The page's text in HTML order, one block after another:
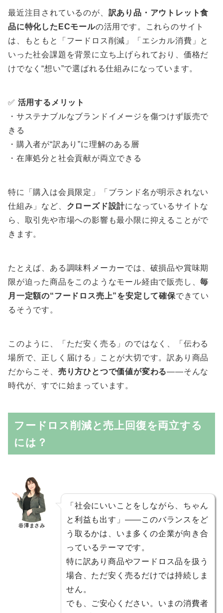
最近注目されているのが、 訳あり品・アウトレット食
品に特化したECモールの活用です。これらのサイト
は、もともと「フードロス削減」「エシカル消費」と
いった社会課題を背景に立ち上げられており、価格だ
けでなく“想い”で選ばれる仕組みになっています。
✅ 活用するメリット
・サステナブルなブランドイメージを傷つけず販売で
きる
・購入者が“訳あり”に理解のある層
・在庫処分と社会貢献が両立できる
特に「購入は会員限定」「ブランド名が明示されない
仕組み」など、 クローズド設計になっているサイトな
ら、取引先や市場への影響も最小限に抑えることがで
きます。
たとえば、ある調味料メーカーでは、破損品や賞味期
限が迫った商品をこのようなモール経由で販売し、毎
月一定額の“フードロス売上”を安定して確保できてい
るそうです。
このように、「ただ安く売る」のではなく、「伝わる
場所で、正しく届ける」ことが大切です。訳あり商品
だからこそ、 売り方ひとつで価値が変わる――そんな
時代が、すでに始まっています。
フードロス削減と売上回復を両立する
には？
谷澤まさみ
「社会にいいことをしながら、ちゃん
と利益も出す」――このバランスをど
う取るかは、いま多くの企業が向き合
っているテーマです。
特に訳あり商品やフードロス品を扱う
場合、ただ安く売るだけでは持続しま
せん。
でも、ご安心ください。いまの消費者